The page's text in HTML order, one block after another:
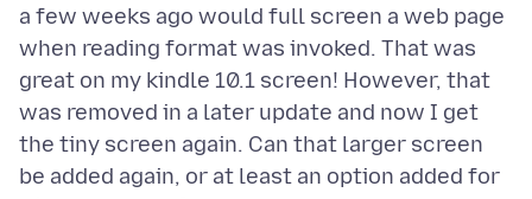
a few weeks ago would full screen a web page
when reading format was invoked. That was
great on my kindle 10.1 screen! However, that
was removed in a later update and now I get
the tiny screen again. Can that larger screen
be added again, or at least an option added for